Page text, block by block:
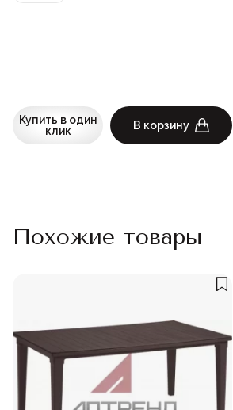
Купить в один
клик
В корзину
Похожие товары